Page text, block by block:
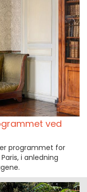
ved
programmet for
i anledning